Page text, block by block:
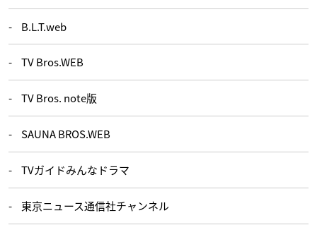
B.L.T.web
TV Bros.WEB
TV Bros. note版
SAUNA BROS.WEB
TVガイドみんなドラマ
東京ニュース通信社チャンネル